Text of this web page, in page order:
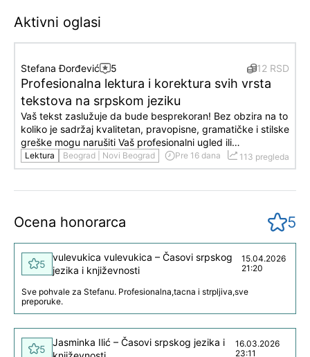
Aktivni oglasi
Stefana Đorđević 5 12 RSD
Profesionalna lektura i korektura svih vrsta
tekstova na srpskom jeziku
Vaš tekst zaslužuje da bude besprekoran! Bez obzira na to
koliko je sadržaj kvalitetan, pravopisne, gramatičke i stilske
greške mogu narušiti Vaš profesionalni ugled ili…
Lektura Beograd | Novi Beograd Pre 16 dana 113 pregleda
Ocena honorarca 5
5
vulevukica vulevukica – Časovi srpskog
jezika i književnosti
15.04.2026
21:20
Sve pohvale za Stefanu. Profesionalna,tacna i strpljiva,sve
preporuke.
5
Jasminka Ilić – Časovi srpskog jezika i
16.03.2026
23:11